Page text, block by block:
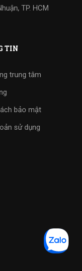
TP. HCM
TIN
trung tâm
bảo mật
sử dụng